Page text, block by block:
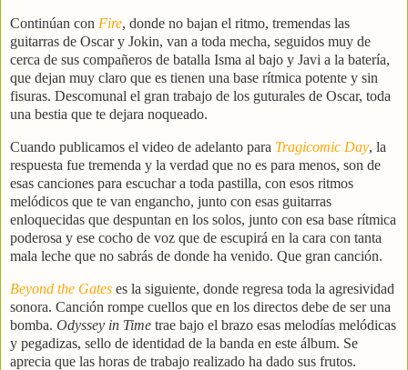
Continúan con Fire, donde no bajan el ritmo, tremendas las
guitarras de Oscar y Jokin, van a toda mecha, seguidos muy de
cerca de sus compañeros de batalla Isma al bajo y Javi a la batería,
que dejan muy claro que es tienen una base rítmica potente y sin
fisuras. Descomunal el gran trabajo de los guturales de Oscar, toda
una bestia que te dejara noqueado.
Cuando publicamos el video de adelanto para Tragicomic Day, la
respuesta fue tremenda y la verdad que no es para menos, son de
esas canciones para escuchar a toda pastilla, con esos ritmos
melódicos que te van engancho, junto con esas guitarras
enloquecidas que despuntan en los solos, junto con esa base rítmica
poderosa y ese cocho de voz que de escupirá en la cara con tanta
mala leche que no sabrás de donde ha venido. Que gran canción.
Beyond the Gates es la siguiente, donde regresa toda la agresividad
sonora. Canción rompe cuellos que en los directos debe de ser una
bomba. Odyssey in Time trae bajo el brazo esas melodías melódicas
y pegadizas, sello de identidad de la banda en este álbum. Se
aprecia que las horas de trabajo realizado ha dado sus frutos.